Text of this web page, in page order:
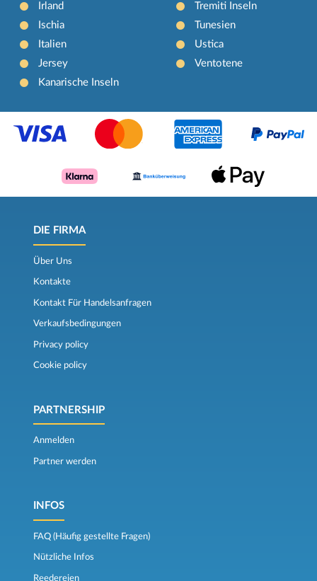
Irland
Ischia
Italien
Jersey
Kanarische Inseln
Tremiti Inseln
Tunesien
Ustica
Ventotene
DIE FIRMA
Über Uns
Kontakte
Kontakt Für Handelsanfragen
Verkaufsbedingungen
Privacy policy
Cookie policy
PARTNERSHIP
Anmelden
Partner werden
INFOS
FAQ (Häufig gestellte Fragen)
Nützliche Infos
Reedereien